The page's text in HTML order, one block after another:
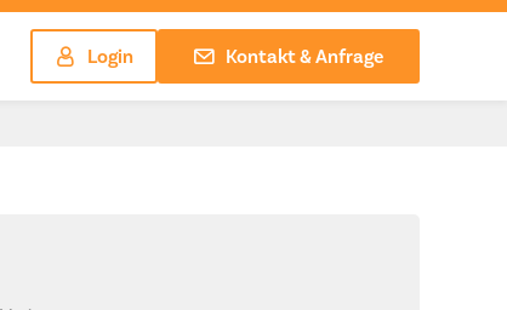
Login Kontakt & Anfrage